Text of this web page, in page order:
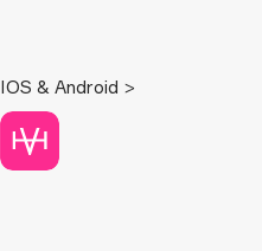
IOS & Android >